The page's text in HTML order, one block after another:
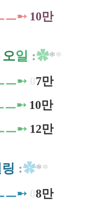
ㅡ➸ 10만
오일 :✿**
ㅡ➸
7만
ㅡ➸ 10만
ㅡ➸ 12만
:✿**
ㅡ➸
8만